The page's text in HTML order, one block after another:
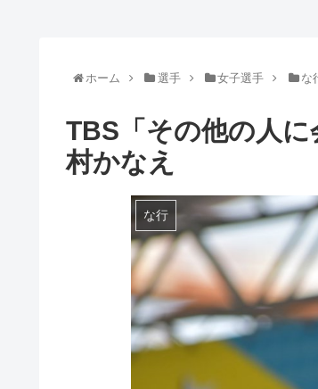
ホーム 選手 女子選手 な
TBS「その他の人
村かなえ
な行